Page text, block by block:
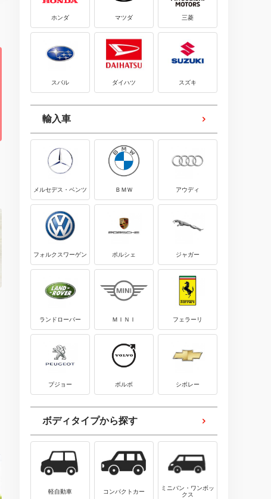
ホンダ マツダ 三菱
スバル ダイハツ スズキ
輸入車
メルセデス・ベンツ ＢＭＷ アウディ
フォルクスワーゲン ポルシェ ジャガー
ランドローバー ＭＩＮＩ フェラーリ
プジョー ボルボ シボレー
ボディタイプから探す
軽自動車 コンパクトカー
ミニバン・ワンボッ
クス